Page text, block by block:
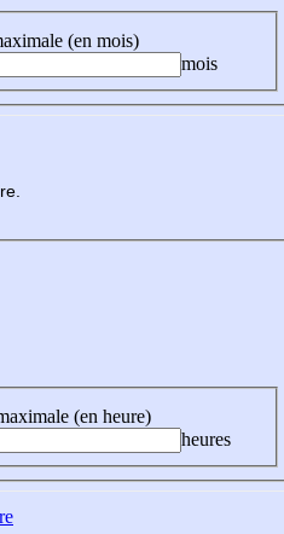
(en mois)
mois
(en heure)
heures